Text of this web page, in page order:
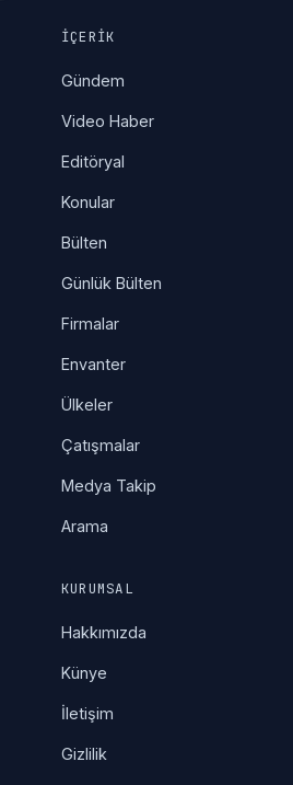
İÇERIK
Gündem
Video Haber
Editöryal
Konular
Bülten
Günlük Bülten
Firmalar
Envanter
Ülkeler
Çatışmalar
Medya Takip
Arama
KURUMSAL
Hakkımızda
Künye
İletişim
Gizlilik